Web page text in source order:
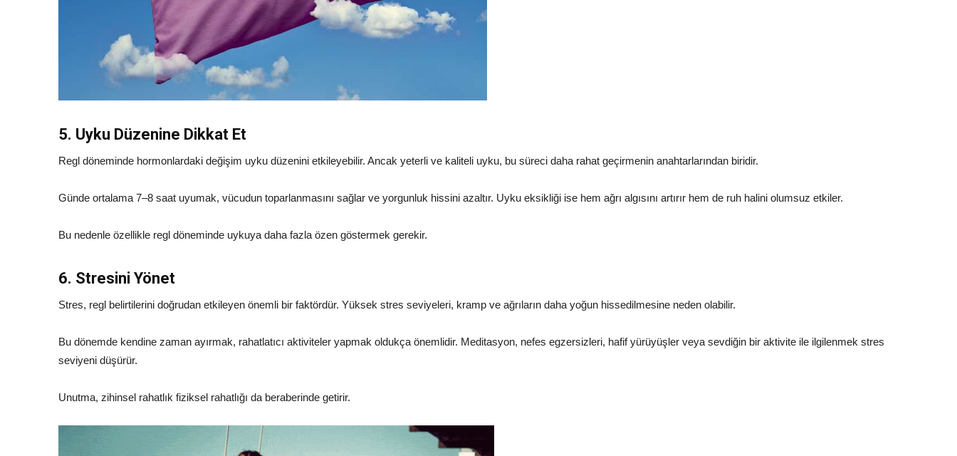
5. Uyku Düzenine Dikkat Et
Regl döneminde hormonlardaki değişim uyku düzenini etkileyebilir. Ancak yeterli ve kaliteli uyku, bu süreci daha rahat geçirmenin anahtarlarından biridir.
Günde ortalama 7–8 saat uyumak, vücudun toparlanmasını sağlar ve yorgunluk hissini azaltır. Uyku eksikliği ise hem ağrı algısını artırır hem de ruh halini olumsuz etkiler.
Bu nedenle özellikle regl döneminde uykuya daha fazla özen göstermek gerekir.
6. Stresini Yönet
Stres, regl belirtilerini doğrudan etkileyen önemli bir faktördür. Yüksek stres seviyeleri, kramp ve ağrıların daha yoğun hissedilmesine neden olabilir.
Bu dönemde kendine zaman ayırmak, rahatlatıcı aktiviteler yapmak oldukça önemlidir. Meditasyon, nefes egzersizleri, hafif yürüyüşler veya sevdiğin bir aktivite ile ilgilenmek stres
seviyeni düşürür.
Unutma, zihinsel rahatlık fiziksel rahatlığı da beraberinde getirir.